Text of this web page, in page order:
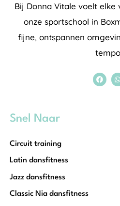
Bij Donna Vitale voelt elke
onze sportschool in
fijne, ontspannen
Snel Naar
Circuit training
Latin dansfitness
Jazz dansfitness
Classic Nia dansfitness